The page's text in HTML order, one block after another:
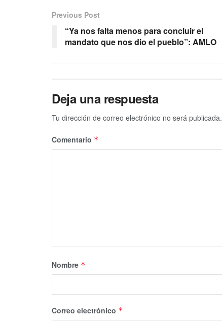
Previous Post
“Ya nos falta menos para concluir el
mandato que nos dio el pueblo”: AMLO
Deja una respuesta
Tu dirección de correo electrónico no será publicada.
Comentario *
Nombre *
Correo electrónico *